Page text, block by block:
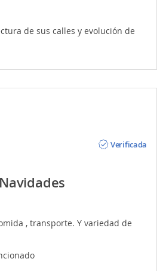
de sus calles y evolución de
Verificada
, transporte. Y variedad de